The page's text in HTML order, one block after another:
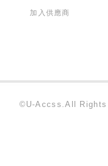
加入供應商
©U-Accss.All Rights